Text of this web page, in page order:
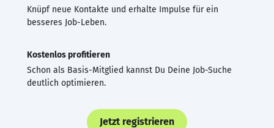
Knüpf neue Kontakte und erhalte Impulse für ein
besseres Job-Leben.
Kostenlos profitieren
Schon als Basis-Mitglied kannst Du Deine Job-Suche
deutlich optimieren.
Jetzt registrieren